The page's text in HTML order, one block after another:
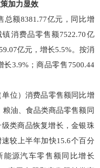
加力显效
总额8381.77亿元，同比增
消费品零售额7522.70亿
亿元，增长5.5%。按消
3.9%；商品零售7500.44
位）消费品零售额同比增
油、食品类商品零售额同
类商品恢复增长，金银珠
较上半年加快15.6个百分
能源汽车零售额同比增长